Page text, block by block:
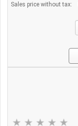
Sales price without tax: